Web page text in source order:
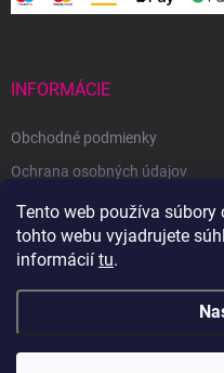
Tento web používa
tohto webu vyjadrujete
informácií tu.
INFORMÁCIE
Obchodné podmienky
Ochrana osobných údajov
Reklamačný poriadok
Odstúpenie od zmluvy